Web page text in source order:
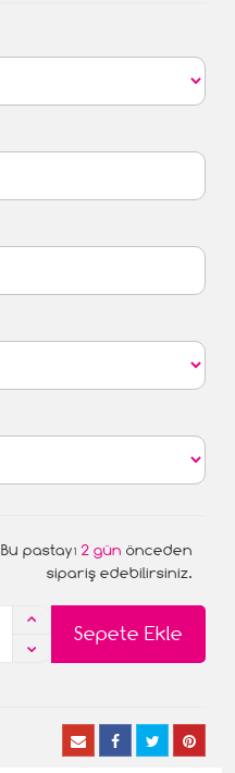
Bu pastayı 2 gün önceden
sipariş edebilirsiniz.
Sepete Ekle